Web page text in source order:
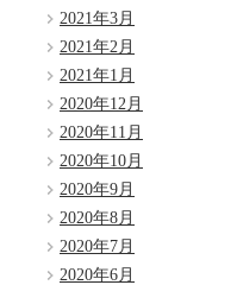
2021年3月
2021年2月
2021年1月
2020年12月
2020年11月
2020年10月
2020年9月
2020年8月
2020年7月
2020年6月